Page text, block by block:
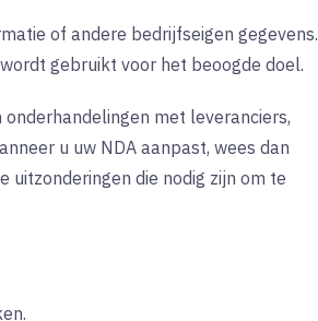
of andere bedrijfseigen gegevens.
gebruikt voor het beoogde doel.
met leveranciers,
u uw NDA aanpast, wees dan
uitzonderingen die nodig zijn om te